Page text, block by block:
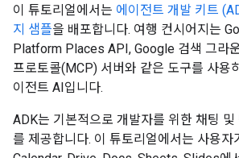
이 튜토리얼에서는 에이전트 개발 키트
지 샘플을 배포합니다. 여행 컨시어지는
Platform Places API, Google 검색 그라
프로토콜(MCP) 서버와 같은 도구를 사용
이전트 AI입니다.
ADK는 기본적으로 개발자를 위한 채팅
를 제공합니다. 이 튜토리얼에서는 사용자